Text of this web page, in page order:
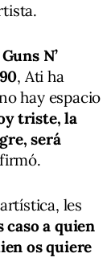
Guns N’
, Ati ha
hay espacio
triste, la
será
les
caso a quien
os quiere